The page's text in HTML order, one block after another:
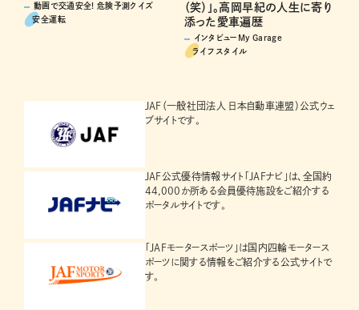
動画で交通安全! 危険予測クイズ
安全運転
（笑）」。高岡早紀の人生に寄り
添った愛車遍歴
インタビューMy Garage
ライフスタイル
JAF（一般社団法人 日本自動車連盟）公式ウェ
ブサイトです。
JAF公式優待情報サイト「JAFナビ」は、全国約
44,000か所ある会員優待施設をご紹介する
ポータルサイトです。
「JAFモータースポーツ」は国内四輪モータース
ポーツに関する情報をご紹介する公式サイトで
す。